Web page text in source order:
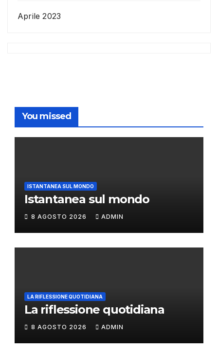
Aprile 2023
You missed
ISTANTANEA SUL MONDO
Istantanea sul mondo
8 AGOSTO 2026 ADMIN
LA RIFLESSIONE QUOTIDIANA
La riflessione quotidiana
8 AGOSTO 2026 ADMIN